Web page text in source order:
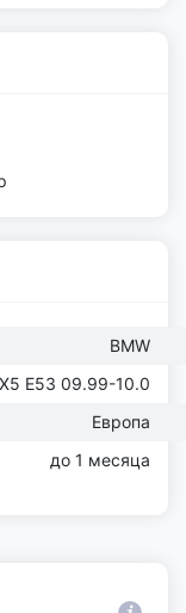
BMW
E53 09.99-10.0
Европа
до 1 месяца